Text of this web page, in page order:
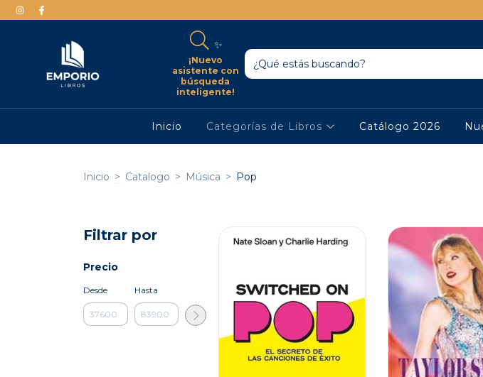
✨
¡Nuevo
asistente con
búsqueda
inteligente!
Inicio Categorías de Libros Catálogo 2026
Inicio > Catalogo > Música > Pop
Filtrar por
Precio
Desde Hasta